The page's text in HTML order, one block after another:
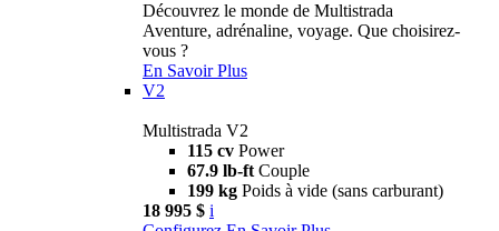
Découvrez le monde de Multistrada
Aventure, adrénaline, voyage. Que choisirez-
vous ?
En Savoir Plus
V2
Multistrada V2
115 cv Power
67.9 lb-ft Couple
199 kg Poids à vide (sans carburant)
18 995 $ i